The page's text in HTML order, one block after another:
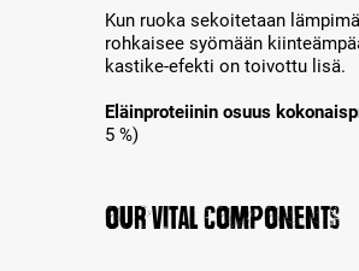
Kun ruoka sekoitetaan
rohkaisee syömään
kastike-efekti on toivottu lisä.
Eläinproteiinin osuus
5 %)
Our Vital Components